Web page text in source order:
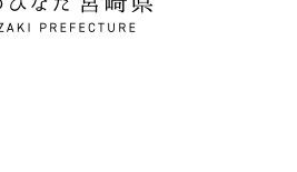
PREFECTURE